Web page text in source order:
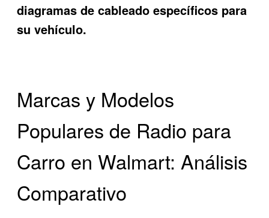
diagramas de cableado específicos para
su vehículo.
Marcas y Modelos
Populares de Radio para
Carro en Walmart: Análisis
Comparativo